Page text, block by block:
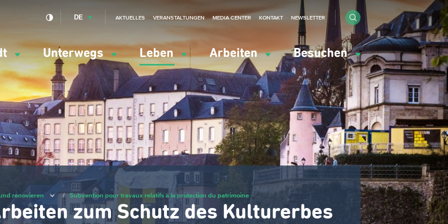
Unterwegs Leben Arbeiten Besuchen
DE AKTUELLES VERANSTALTUNGEN MEDIA CENTER KONTAKT NEWSLETTER
renovieren / Subvention pour travaux relatifs à la protection du patrimoine
zum Schutz des Kulturerbes